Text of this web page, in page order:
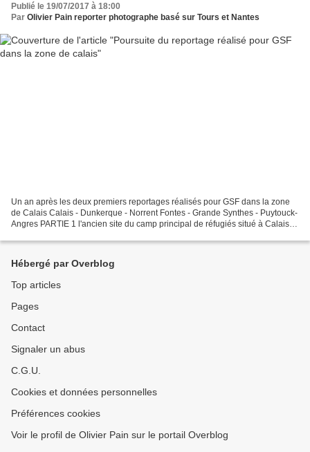
Publié le 19/07/2017 à 18:00
Par Olivier Pain reporter photographe basé sur Tours et Nantes
Un an après les deux premiers reportages réalisés pour GSF dans la zone
de Calais Calais - Dunkerque - Norrent Fontes - Grande Synthes - Puytouck-
Angres PARTIE 1 l'ancien site du camp principal de réfugiés situé à Calais
Hébergé par Overblog
Top articles
Pages
Contact
Signaler un abus
C.G.U.
Cookies et données personnelles
Préférences cookies
Voir le profil de Olivier Pain sur le portail Overblog